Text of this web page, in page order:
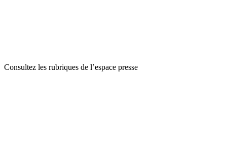
Consultez les rubriques de l’espace presse